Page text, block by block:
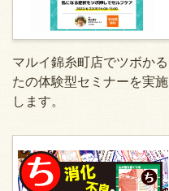
マルイ錦糸町店でツボかる
たの体験型セミナーを実施
します。